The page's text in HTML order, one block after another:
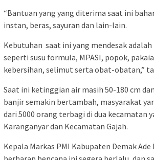
“Bantuan yang yang diterima saat ini
instan, beras, sayuran dan lain-lain.
Kebutuhan saat ini yang mendesak
seperti susu formula, MPASI, popok,
kebersihan, selimut serta obat-obatan,”
Saat ini ketinggian air masih 50-180 cm
banjir semakin bertambah, masyarakat
dari 5000 orang terbagi di dua kecamatan
Karanganyar dan Kecamatan Gajah.
Kepala Markas PMI Kabupaten Demak Ade